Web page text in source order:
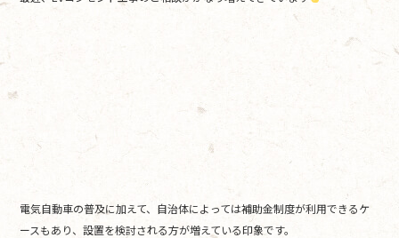
電気自動車の普及に加えて、自治体によっては補助金制度が利用できるケ
ースもあり、設置を検討される方が増えている印象です。